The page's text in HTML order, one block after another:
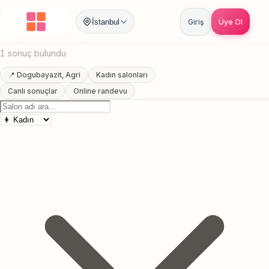
İstanbul Giriş Üye Ol
Anasayfa / Agri Dogubayazit Gelin Makyajı
Dogubayazit, Agri Gelin Makyajı
1 sonuç bulundu
📍 Dogubayazit, Agri
Kadın salonları
Canlı sonuçlar
Online randevu